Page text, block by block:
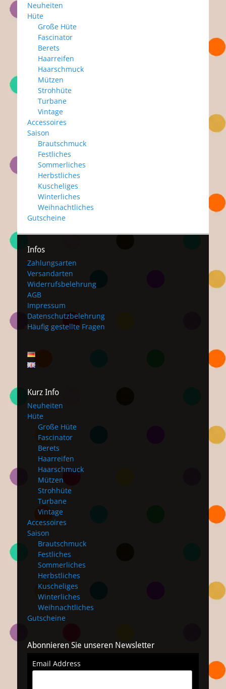
Neuheiten
Hüte
Große Hüte
Fascinator
Berets
Haarreifen
Haarschmuck
Mützen
Strohhüte
Turbane
Vintage
Accessoires
Saison
Brautschmuck
Festliches
Sommerliches
Herbstliches
Kuscheliges
Winterliches
Weihnachtliches
Gutscheine
Infos
Zahlungsarten
Versandarten
Widerrufsbelehrung
AGB
Impressum
Datenschutzbelehrung
Häufig gestellte Fragen
Kurz Info
Neuheiten
Hüte
Große Hüte
Fascinator
Berets
Haarreifen
Haarschmuck
Mützen
Strohhüte
Turbane
Vintage
Accessoires
Saison
Brautschmuck
Festliches
Sommerliches
Herbstliches
Kuscheliges
Winterliches
Weihnachtliches
Gutscheine
Abonnieren Sie unseren Newsletter
Email Address